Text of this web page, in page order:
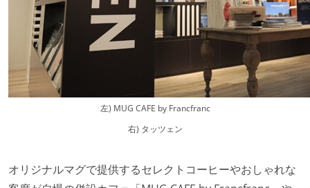
左) MUG CAFE by Francfranc
右) タッツェン
オリジナルマグで提供するセレクトコーヒーやおしゃれな